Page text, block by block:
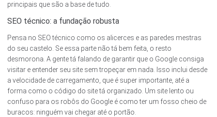
principais que são a base de tudo.
SEO técnico: a fundação robusta
Pensa no SEO técnico como os alicerces e as paredes mestras
do seu castelo. Se essa parte não tá bem feita, o resto
desmorona. A gente tá falando de garantir que o Google consiga
visitar e entender seu site sem tropeçar em nada. Isso inclui desde
a velocidade de carregamento, que é super importante, até a
forma como o código do site tá organizado. Um site lento ou
confuso para os robôs do Google é como ter um fosso cheio de
buracos: ninguém vai chegar até o portão.